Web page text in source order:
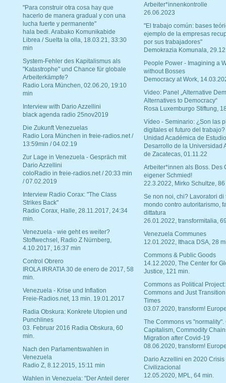
"Para construir otra cosa hay que
hacerlo de manera gradual y con una
lucha fuerte y permanente"
hala bedi. Arabako Komunikabide
Librea / Suelta la olla, 18.03.21, 33:30
min
System-Fehler des Kapitalismus als
"Katastrophe" und Chance für globale
Arbeiterkämpfe?
Radio Lora München, 02.06.20, 19:10
min
Interview with Dario Azzellini
black agenda radio 25nov2019
Die Zukunft Venezuelas
Radio Lora München in freie-radios.net /
13:59min / 04.02.19
Zur Lage in Venezuela - Gespräch mit
Dario Azzellini
coloRadio in freie-radios.net / 20:33 min
/ 07.02.2019
Interview Radio Corax: "The Class
Strikes Back"
Radio Corax, Halle, 28.11.2017, 24:34
min.
Venezuela - wie geht es weiter?
Stoffwechsel, Radio Z Nürnberg,
4.10.2017, 16:37 min
Control Obrero
IROLA IRRATIA 30 de enero de 2017, 58
min.
Venezuela - Krise und Inflation
Freie-Radios.net, 13 min. 19.01.2017
Radia Obskura: Konkrete Utopien und
Punchlines
03. Februar 2016 Radia Obskura, 60
min.
Nach den Parlamentswahlen in
Venezuela
Radio Z, 8.12.2015, 15:11 min
Wahlen in Venezuela: "Der Anteil derer
Arbeiter*innenkontrolle
26.06.2023
"El trabajo común: bases
ejemplo de la empresas
por sus trabajadores"
Demokrazia Komunala,
People Power - Imagining a
without Bosses
Democracy at Work,
Video: Panel „Alternative
Alternatives to Democracy“
Rosa Luxemburgo Stiftung,
Vídeo - Seminario: ¿Son las
digitales el futuro del trabajo?
Unidad Académica de
Desarrollo de la Universidad
de Zacatecas, 01.11.22
Arbeiter*innen als Boss. Des
eigener Schmied!
22.3.2022, Mirko Schultze, 86
Se non noi, chi? Lavoratori di
mondo contro autoritarismo,
dittatura
26.01.2022, transformitalia,
Venezuela Communes
12.01.2022, Ithaca DSA, 28
Commons & Public Goods
14.12.2020, The Center for
Justice, 121 min.
Commons as Political Project:
Commons and Just
Times
03.07.2020, transform!
The Commons vs "normality".
Capitalism, Commodity
Migration after Covid-19
08.06.2020, transform!
Dario Azzellini en 2020 Crisis
Civilizacional
12.05.2020, MPL, 64 min.